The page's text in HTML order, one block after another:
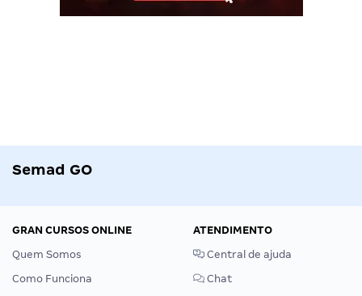
Semad GO
GRAN CURSOS ONLINE
Quem Somos
Como Funciona
ATENDIMENTO
Central de ajuda
Chat